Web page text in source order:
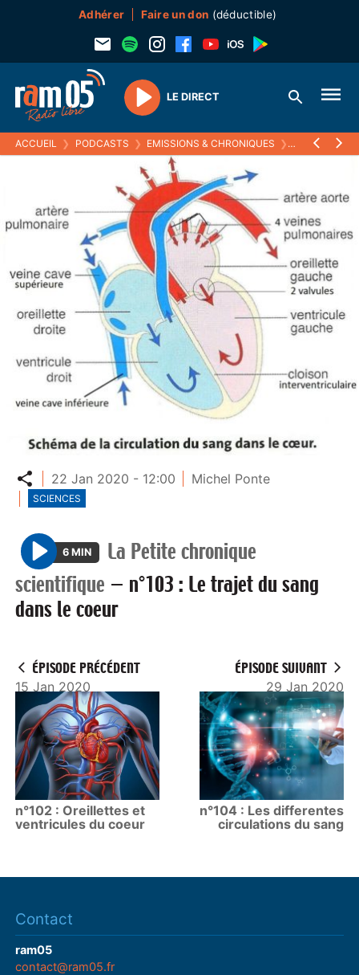
Adhérer Faire un don (déductible)
Play
LE DIRECT
ACCUEIL ❯ PODCASTS ❯ EMISSIONS & CHRONIQUES ❯ LA PETITE
Partager
22 Jan 2020 - 12:00 Michel Ponte
SCIENCES
P
l
a
6 MIN
La Petite chronique
scientifique — n°103 : Le trajet du sang
dans le coeur
ÉPISODE PRÉCÉDENT
15 Jan 2020
n°102 : Oreillettes et
ventricules du coeur
ÉPISODE SUIVANT
29 Jan 2020
n°104 : Les differentes
circulations du sang
Contact
ram05
contact@ram05.fr